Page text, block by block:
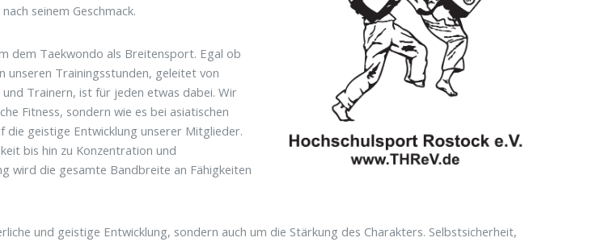
seinem Geschmack.
dem Taekwondo als Breitensport. Egal ob
unseren Trainingsstunden, geleitet von
Trainern, ist für jeden etwas dabei. Wir
Fitness, sondern wie es bei asiatischen
die geistige Entwicklung unserer Mitglieder.
bis hin zu Konzentration und
wird die gesamte Bandbreite an Fähigkeiten
und geistige Entwicklung, sondern auch um die Stärkung des Charakters. Selbstsicherheit,